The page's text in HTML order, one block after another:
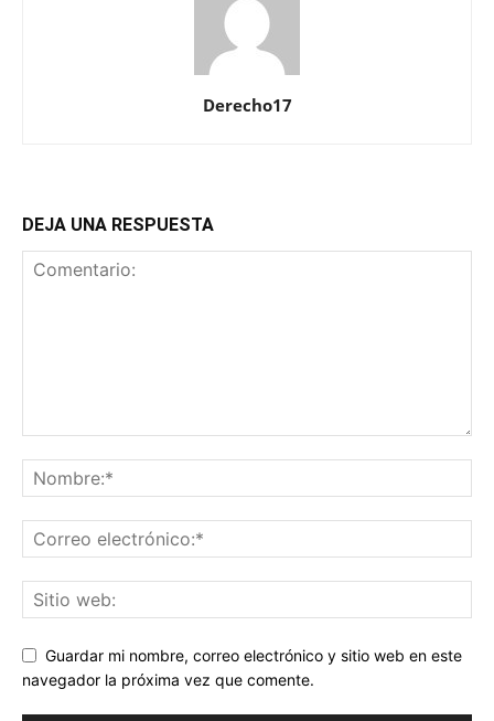
Derecho17
DEJA UNA RESPUESTA
Guardar mi nombre, correo electrónico y sitio web en este
navegador la próxima vez que comente.